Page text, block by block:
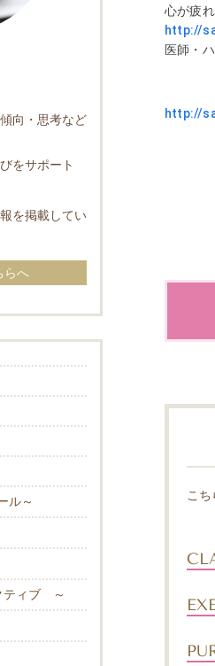
心が疲
http://
医師・
http://
こ
向・思考など
をサポート
を掲載してい
らへ
ル～
ティブ ～